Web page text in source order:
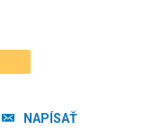
NAPÍSAŤ